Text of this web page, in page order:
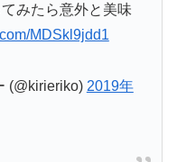
みたら意外と美味
MDSkl9jdd1
(@kirieriko) 2019年